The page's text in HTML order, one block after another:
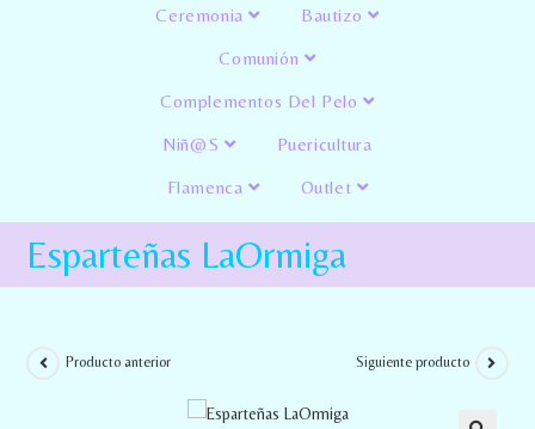
Ceremonia Bautizo
Comunión
Complementos Del Pelo
Niñ@s Puericultura
Flamenca Outlet
Esparteñas LaOrmiga
Producto anterior Siguiente producto